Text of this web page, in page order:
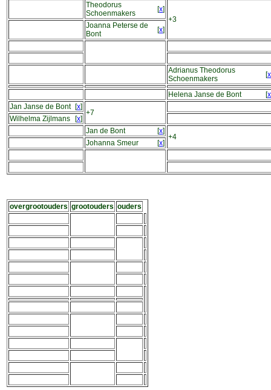
Theodorus
Schoenmakers
[x]
+3
Joanna Peterse de
Bont
[x]
Adrianus Theodorus
Schoenmakers
[x
Helena Janse de Bont [x
Jan Janse de Bont [x]
+7
Wilhelma Zijlmans [x]
Jan de Bont
[x]
+4
Johanna Smeur [x]
overgrootouders grootouders ouders